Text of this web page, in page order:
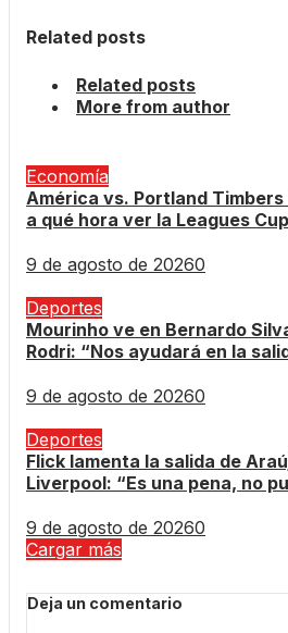
Related posts
Related posts
More from author
Economía
América vs. Portland Timbers
a qué hora ver la Leagues
9 de agosto de 20260
Deportes
Mourinho ve en Bernardo
Rodri: “Nos ayudará en la
9 de agosto de 20260
Deportes
Flick lamenta la salida de
Liverpool: “Es una pena, no
9 de agosto de 20260
Cargar más
Deja un comentario